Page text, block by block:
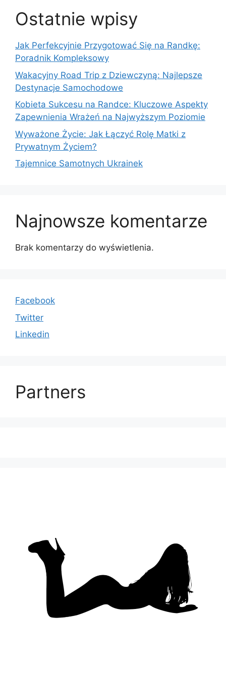
Ostatnie wpisy
Jak Perfekcyjnie Przygotować Się na Randkę:
Poradnik Kompleksowy
Wakacyjny Road Trip z Dziewczyną: Najlepsze
Destynacje Samochodowe
Kobieta Sukcesu na Randce: Kluczowe Aspekty
Zapewnienia Wrażeń na Najwyższym Poziomie
Wyważone Życie: Jak Łączyć Rolę Matki z
Prywatnym Życiem?
Tajemnice Samotnych Ukrainek
Najnowsze komentarze
Brak komentarzy do wyświetlenia.
Facebook
Twitter
Linkedin
Partners